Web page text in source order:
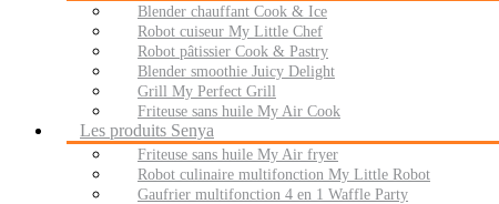
Blender chauffant Cook & Ice
Robot cuiseur My Little Chef
Robot pâtissier Cook & Pastry
Blender smoothie Juicy Delight
Grill My Perfect Grill
Friteuse sans huile My Air Cook
Les produits Senya
Friteuse sans huile My Air fryer
Robot culinaire multifonction My Little Robot
Gaufrier multifonction 4 en 1 Waffle Party